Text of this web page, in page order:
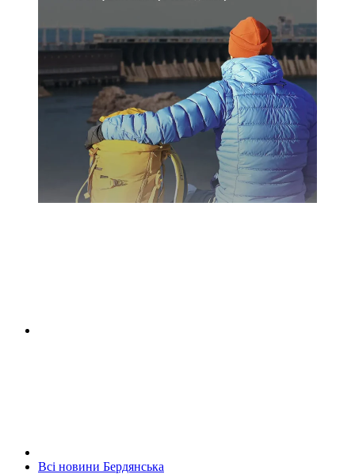
Всі новини Бердянська